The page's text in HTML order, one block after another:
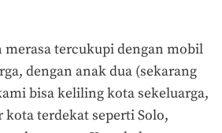
merasa tercukupi dengan mobil
dengan anak dua (sekarang
bisa keliling kota sekeluarga,
kota terdekat seperti Solo,